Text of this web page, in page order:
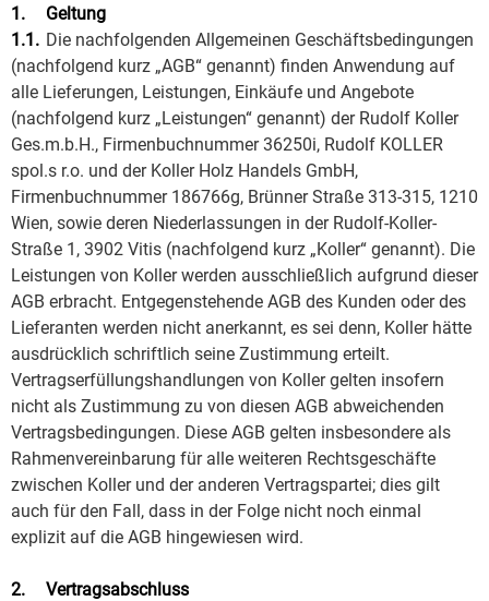
1.
Geltung
1.1. Die nachfolgenden Allgemeinen Geschäftsbedingungen
(nachfolgend kurz „AGB“ genannt) finden Anwendung auf
alle Lieferungen, Leistungen, Einkäufe und Angebote
(nachfolgend kurz „Leistungen“ genannt) der Rudolf Koller
Ges.m.b.H., Firmenbuchnummer 36250i, Rudolf KOLLER
spol.s r.o. und der Koller Holz Handels GmbH,
Firmenbuchnummer 186766g, Brünner Straße 313-315, 1210
Wien, sowie deren Niederlassungen in der Rudolf-Koller-
Straße 1, 3902 Vitis (nachfolgend kurz „Koller“ genannt). Die
Leistungen von Koller werden ausschließlich aufgrund dieser
AGB erbracht. Entgegenstehende AGB des Kunden oder des
Lieferanten werden nicht anerkannt, es sei denn, Koller hätte
ausdrücklich schriftlich seine Zustimmung erteilt.
Vertragserfüllungshandlungen von Koller gelten insofern
nicht als Zustimmung zu von diesen AGB abweichenden
Vertragsbedingungen. Diese AGB gelten insbesondere als
Rahmenvereinbarung für alle weiteren Rechtsgeschäfte
zwischen Koller und der anderen Vertragspartei; dies gilt
auch für den Fall, dass in der Folge nicht noch einmal
explizit auf die AGB hingewiesen wird.
2.
Vertragsabschluss